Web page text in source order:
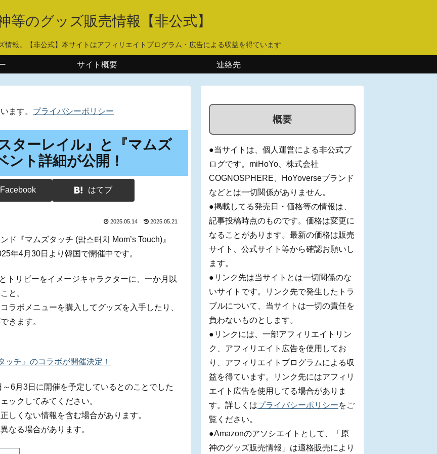
等のグッズ販売情報【非公式】
情報。【非公式】本サイトはアフィリエイトプログラム・広告による収益を得ています
サイト概要 連絡先
ます。 プライバシーポリシー
ターレイル』と『マムズ
ト詳細が公開！
Facebook はてブ
2025.05.14 2025.05.21
『マムズタッチ (맘스터치 Mom’s Touch)』
年4月30日より韓国で開催中です。
トリビーをイメージキャラクターに、一か月以
と。
ラボメニューを購入してグッズを入手したり、
きます。
チ』のコラボが開催決定！
6月3日に開催を予定しているとのことでした
ックしてみてください。
しくない情報を含む場合があります。
なる場合があります。
概要
●当サイトは、個人運営による非公式ブ
ログです。miHoYo、株式会社
COGNOSPHERE、HoYoverseブランド
などとは一切関係がありません。
●掲載してる発売日・価格等の情報は、
記事投稿時点のものです。価格は変更に
なることがあります。最新の価格は販売
サイト、公式サイト等から確認お願いし
ます。
●リンク先は当サイトとは一切関係のな
いサイトです。リンク先で発生したトラ
ブルについて、当サイトは一切の責任を
負わないものとします。
●リンクには、一部アフィリエイトリン
ク、アフィリエイト広告を使用してお
り、アフィリエイトプログラムによる収
益を得ています。リンク先にはアフィリ
エイト広告を使用してる場合がありま
す。詳しくはプライバシーポリシーをご
覧ください。
●Amazonのアソシエイトとして、「原
神のグッズ販売情報」は適格販売により